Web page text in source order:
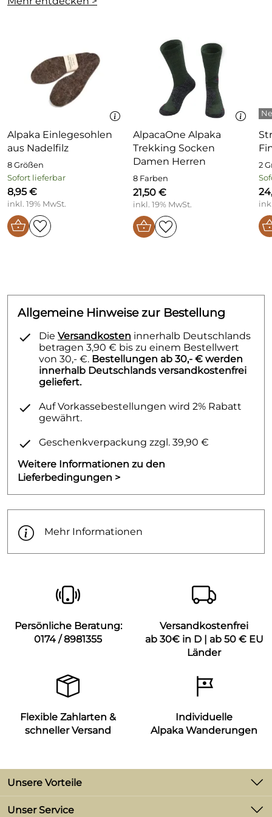
Alpaka Einlegesohlen
aus Nadelfilz
8 Größen
Sofort lieferbar
8,95 €
inkl. 19% MwSt.
AlpacaOne Alpaka
Trekking Socken
Damen Herren
8 Farben
21,50 €
inkl. 19% MwSt.
2
Allgemeine Hinweise zur Bestellung
Die Versandkosten innerhalb Deutschlands
betragen 3,90 € bis zu einem Bestellwert
von 30,- €. Bestellungen ab 30,- € werden
innerhalb Deutschlands versandkostenfrei
geliefert.
Auf Vorkassebestellungen wird 2% Rabatt
gewährt.
Geschenkverpackung zzgl. 39,90 €
Weitere Informationen zu den
Lieferbedingungen >
Mehr Informationen
Persönliche Beratung:
0174 / 8981355
Versandkostenfrei
ab 30€ in D | ab 50 € EU
Länder
Flexible Zahlarten &
schneller Versand
Individuelle
Alpaka Wanderungen
Unsere Vorteile
-2% Skonto bei Zahlung per Vorkasse
Unser Service